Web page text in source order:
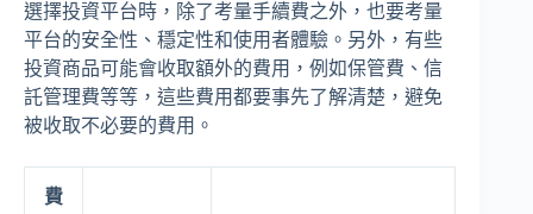
選擇投資平台時，除了考量手續費之外，也要考量
平台的安全性、穩定性和使用者體驗。另外，有些
投資商品可能會收取額外的費用，例如保管費、信
託管理費等等，這些費用都要事先了解清楚，避免
被收取不必要的費用。
費